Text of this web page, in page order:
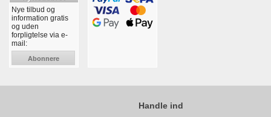
Nye tilbud og
information gratis
og uden
forpligtelse via e-
mail:
Abonnere
Handle ind